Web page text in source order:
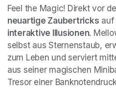
neuartige Zaubertricks auf
interaktive Illusionen.
selbst aus Sternenstaub,
zum Leben und serviert
aus seiner magischen
Tresor einer